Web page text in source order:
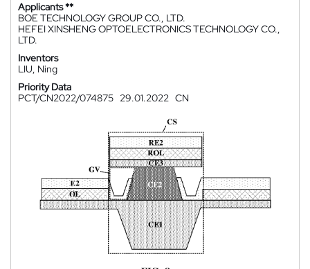
Applicants **
BOE TECHNOLOGY GROUP CO., LTD.
HEFEI XINSHENG OPTOELECTRONICS TECHNOLOGY CO.,
LTD.
Inventors
LIU, Ning
Priority Data
PCT/CN2022/074875 29.01.2022 CN